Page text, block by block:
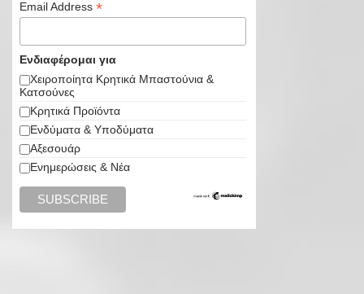
Email Address *
Ενδιαφέρομαι για
Χειροποίητα Κρητικά Μπαστούνια &
Κατσούνες
Κρητικά Προϊόντα
Ενδύματα & Υποδύματα
Αξεσουάρ
Ενημερώσεις & Νέα